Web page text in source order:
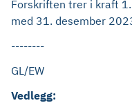
Forskriften trer i kraft
med 31. desember
--------
GL/EW
Vedlegg: